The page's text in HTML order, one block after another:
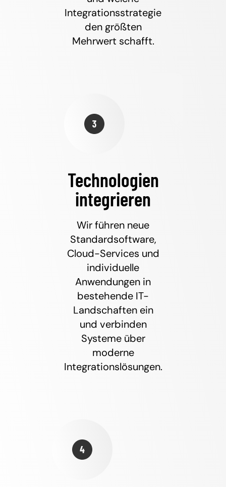
Integrationsstrategie
den größten
Mehrwert schafft.
Technologien
integrieren
Wir führen neue
Standardsoftware,
Cloud-Services und
individuelle
Anwendungen in
bestehende IT-
Landschaften ein
und verbinden
Systeme über
moderne
Integrationslösungen.